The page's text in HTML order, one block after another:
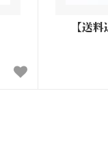
【送